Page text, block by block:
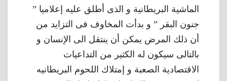
الماشية البريطانية و الذى أطلق عليه إعلاميا ”
جنون البقر ” و بدأت المخاوف فى التزايد من
أن ذلك المرض يمكن أن ينتقل الى الإنسان و
بالتالى سيكون له الكثير من التداعيات
الاقتصادية الصعبة و إمتلاك اللحوم البريطانيه